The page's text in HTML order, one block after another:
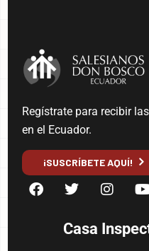
Regístrate para recibir
en el Ecuador.
¡SUSCRÍBETE AQUÍ!
Casa